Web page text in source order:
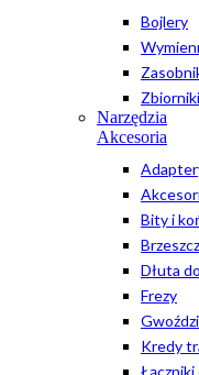
Bojlery
Narzędzia
Akcesoria
Bity i
Dłuta
Frezy
Kredy